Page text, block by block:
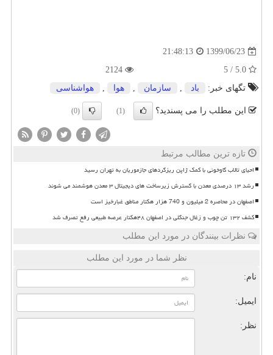
1399/06/23
21:48:13
تگهای خبر:
باد , سازمان , هوا , هواشناسی
این مطلب را می پسندید؟ (1)
(0)
تازه ترین مطالب مرتبط
احیای تالاب گاوخونی با کمک ژاپن ریزگردهای جازموریان به تهران رسید
رشد ۱۳ درصدی معدن با گسترش زیرساخت های دیجیتال ۳ معدن هوشمند می شوند
اصفهان در محاصره 2 میلیون و 740 هزار هکتار مناطق غبارخیز است
کشف ۱۳۲ تن چوب و زغال جنگلی در اصفهان ۴۸هکتار عرصه طبیعی رفع تصرف شد
نظرات بینندگان در مورد این مطلب
نظر شما در مورد این مطلب
نام:
ایمیل:
نظر: